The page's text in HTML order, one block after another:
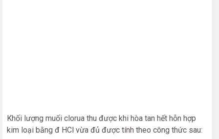
Khối lượng muối clorua thu được khi hòa tan hết hỗn hợp
kim loại bằng đ HCl vừa đủ được tính theo công thức sau: